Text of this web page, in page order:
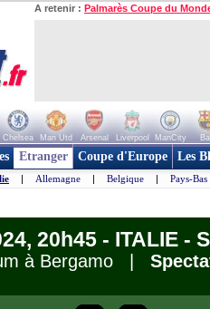
A retenir : Palmarès Coupe du
Chelsea Man Utd Arsenal Liverpool ManCity
Etranger Coupe d'Europe Les
| Allemagne | Belgique | Pays-Bas
20h45 - ITALIE -
à Bergamo |